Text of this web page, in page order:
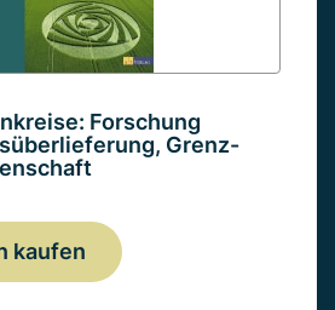
Forschung
Grenz-
kaufen